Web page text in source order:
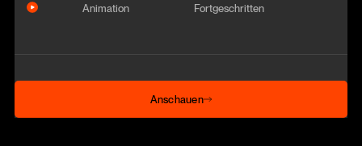
Animation Fortgeschritten
Anschauen
Anschauen